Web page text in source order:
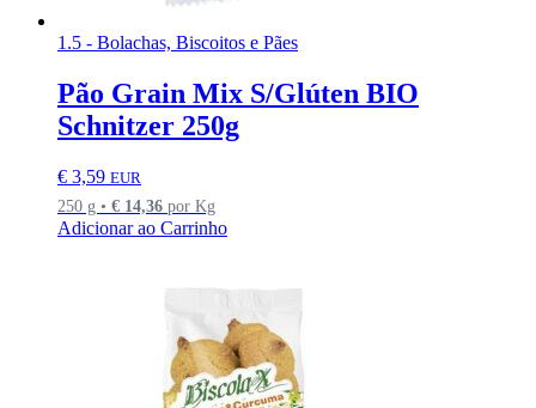
1.5 - Bolachas, Biscoitos e Pães
Pão Grain Mix S/Glúten BIO
Schnitzer 250g
€ 3,59 EUR
250 g • € 14,36 por Kg
Adicionar ao Carrinho